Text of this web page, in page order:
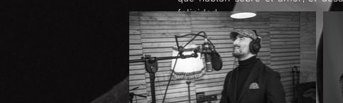
felicidad.